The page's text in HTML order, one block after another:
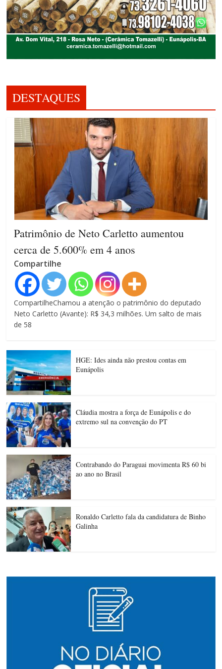
DESTAQUES
Patrimônio de Neto Carletto aumentou
cerca de 5.600% em 4 anos
Compartilhe
CompartilheChamou a atenção o patrimônio do deputado
Neto Carletto (Avante): R$ 34,3 milhões. Um salto de mais
de 58
HGE: Ides ainda não prestou contas em
Eunápolis
Cláudia mostra a força de Eunápolis e do
extremo sul na convenção do PT
Contrabando do Paraguai movimenta R$ 60 bi
ao ano no Brasil
Ronaldo Carletto fala da candidatura de Binho
Galinha